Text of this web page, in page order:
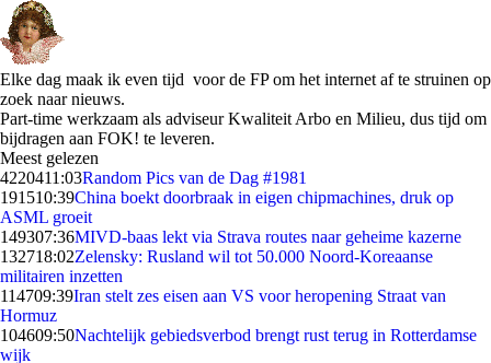
Elke dag maak ik even tijd voor de FP om het internet af te struinen op
zoek naar nieuws.
Part-time werkzaam als adviseur Kwaliteit Arbo en Milieu, dus tijd om
bijdragen aan FOK! te leveren.
Meest gelezen
4220411:03Random Pics van de Dag #1981
191510:39China boekt doorbraak in eigen chipmachines, druk op
ASML groeit
149307:36MIVD-baas lekt via Strava routes naar geheime kazerne
132718:02Zelensky: Rusland wil tot 50.000 Noord-Koreaanse
militairen inzetten
114709:39Iran stelt zes eisen aan VS voor heropening Straat van
Hormuz
104609:50Nachtelijk gebiedsverbod brengt rust terug in Rotterdamse
wijk